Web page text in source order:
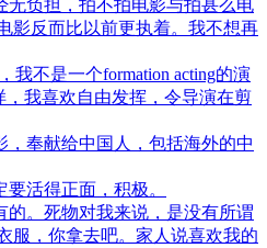
负担，拍不拍电影与拍甚么电
影反而比以前更执着。我不想再
我不是一个formation acting的演
，我喜欢自由发挥，令导演在剪
奉献给中国人，包括海外的中
活得正面，积极。
。死物对我来说，是没有所谓
服，你拿去吧。家人说喜欢我的